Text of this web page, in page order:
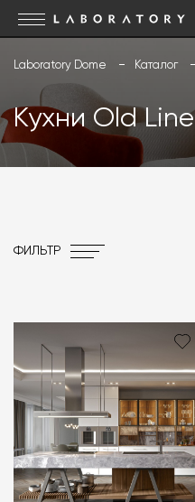
Laboratory Dome Каталог
Кухни Old Line
ФИЛЬТР